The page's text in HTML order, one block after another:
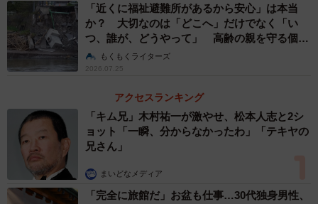
入浴介助は、他の介護業務と比べて身体的・精神的な負担が大きいと感
じましたか？（提供画像）
次に、入浴介助の負担について聞いたところ、「非常に負
担が大きい」と回答した人は52.0%、「やや負担が大き
「近くに福祉避難所があるから安心」は本当
か？ 大切なのは「どこへ」だけでなく「い
つ、誰が、どうやって」 高齢の親を守る個別
避難計画【社会福祉士が解説】
もくもくライターズ
2026.07.25
アクセスランキング
「キム兄」木村祐一が激やせ、松本人志と2シ
ョット「一瞬、分からなかったわ」「テキヤの
兄さん」
まいどなメディア
「完全に旅館だ」お盆も仕事…30代独身男性、